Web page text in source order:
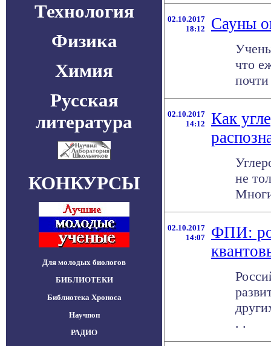
Технология
Физика
Химия
Русская
литература
КОНКУРСЫ
Для молодых биологов
БИБЛИОТЕКИ
Библиотека Хроноса
Научпоп
РАДИО
02.10.2017
18:12
Сауны
что
02.10.2017
14:12
Как
не
02.10.2017
14:07
ФПИ:
. .